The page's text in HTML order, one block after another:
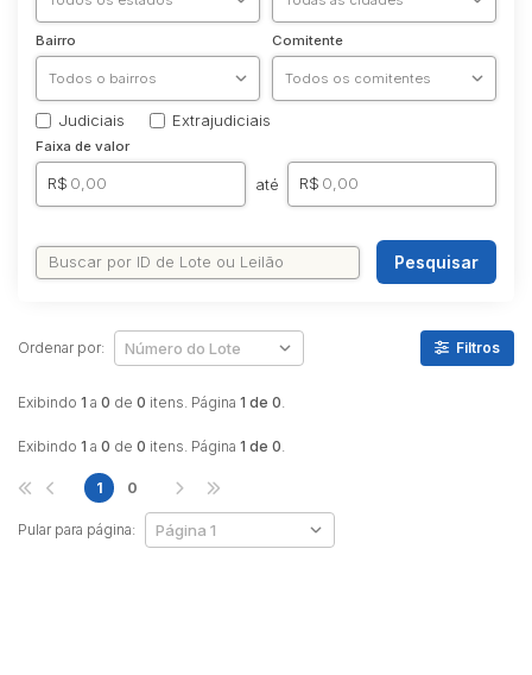
Bairro Comitente
Judiciais Extrajudiciais
Faixa de valor
R$ até R$
Pesquisar
Exibindo 1 a 0 de 0 itens. Página 1 de 0.
Ordenar por: Filtros
Exibindo 1 a 0 de 0 itens. Página 1 de 0.
Pular para página:
1 0